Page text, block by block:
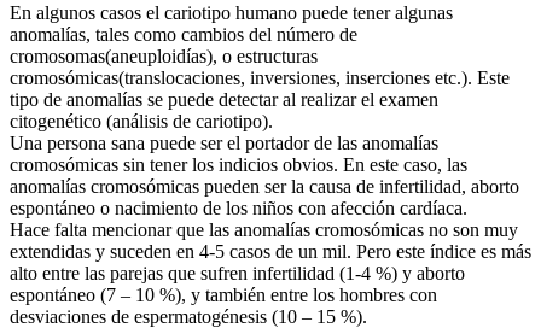
En algunos casos el cariotipo humano puede tener algunas
anomalías, tales como cambios del número de
cromosomas(aneuploidías), o estructuras
cromosómicas(translocaciones, inversiones, inserciones etc.). Este
tipo de anomalías se puede detectar al realizar el examen
citogenético (análisis de cariotipo).
Una persona sana puede ser el portador de las anomalías
cromosómicas sin tener los indicios obvios. En este caso, las
anomalías cromosómicas pueden ser la causa de infertilidad, aborto
espontáneo o nacimiento de los niños con afección cardíaca.
Hace falta mencionar que las anomalías cromosómicas no son muy
extendidas y suceden en 4-5 casos de un mil. Pero este índice es más
alto entre las parejas que sufren infertilidad (1-4 %) y aborto
espontáneo (7 – 10 %), y también entre los hombres con
desviaciones de espermatogénesis (10 – 15 %).